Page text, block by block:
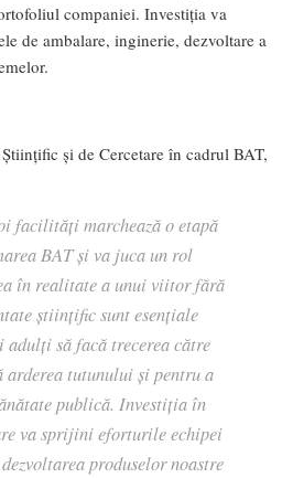
companiei. Investiția va
de ambalare, inginerie, dezvoltare a
și de Cercetare în cadrul BAT,
facilități marchează o etapă
BAT și va juca un rol
în realitate a unui viitor fără
științific sunt esențiale
să facă trecerea către
arderea tutunului și pentru a
publică. Investiția în
va sprijini eforturile echipei
produselor noastre